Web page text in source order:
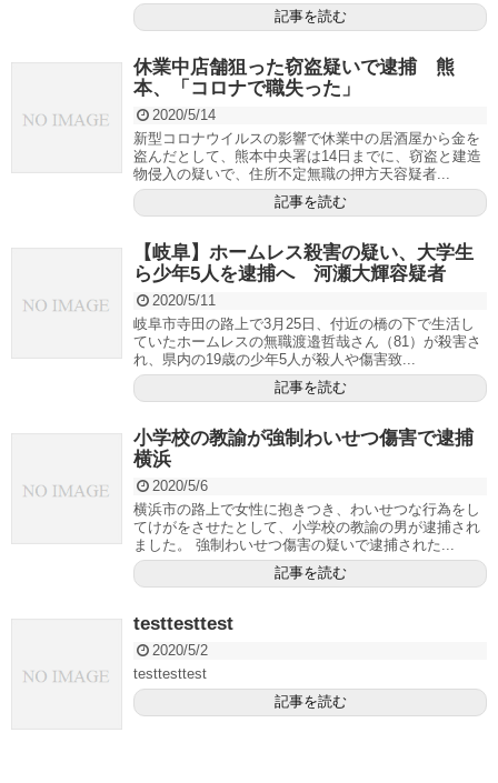
記事を読む
休業中店舗狙った窃盗疑いで逮捕 熊
本、「コロナで職失った」
2020/5/14
新型コロナウイルスの影響で休業中の居酒屋から金を
盗んだとして、熊本中央署は14日までに、窃盗と建造
物侵入の疑いで、住所不定無職の押方天容疑者...
記事を読む
【岐阜】ホームレス殺害の疑い、大学生
ら少年5人を逮捕へ 河瀬大輝容疑者
2020/5/11
岐阜市寺田の路上で3月25日、付近の橋の下で生活し
ていたホームレスの無職渡邉哲哉さん（81）が殺害さ
れ、県内の19歳の少年5人が殺人や傷害致...
記事を読む
小学校の教諭が強制わいせつ傷害で逮捕
横浜
2020/5/6
横浜市の路上で女性に抱きつき、わいせつな行為をし
てけがをさせたとして、小学校の教諭の男が逮捕され
ました。 強制わいせつ傷害の疑いで逮捕された...
記事を読む
testtesttest
2020/5/2
testtesttest
記事を読む